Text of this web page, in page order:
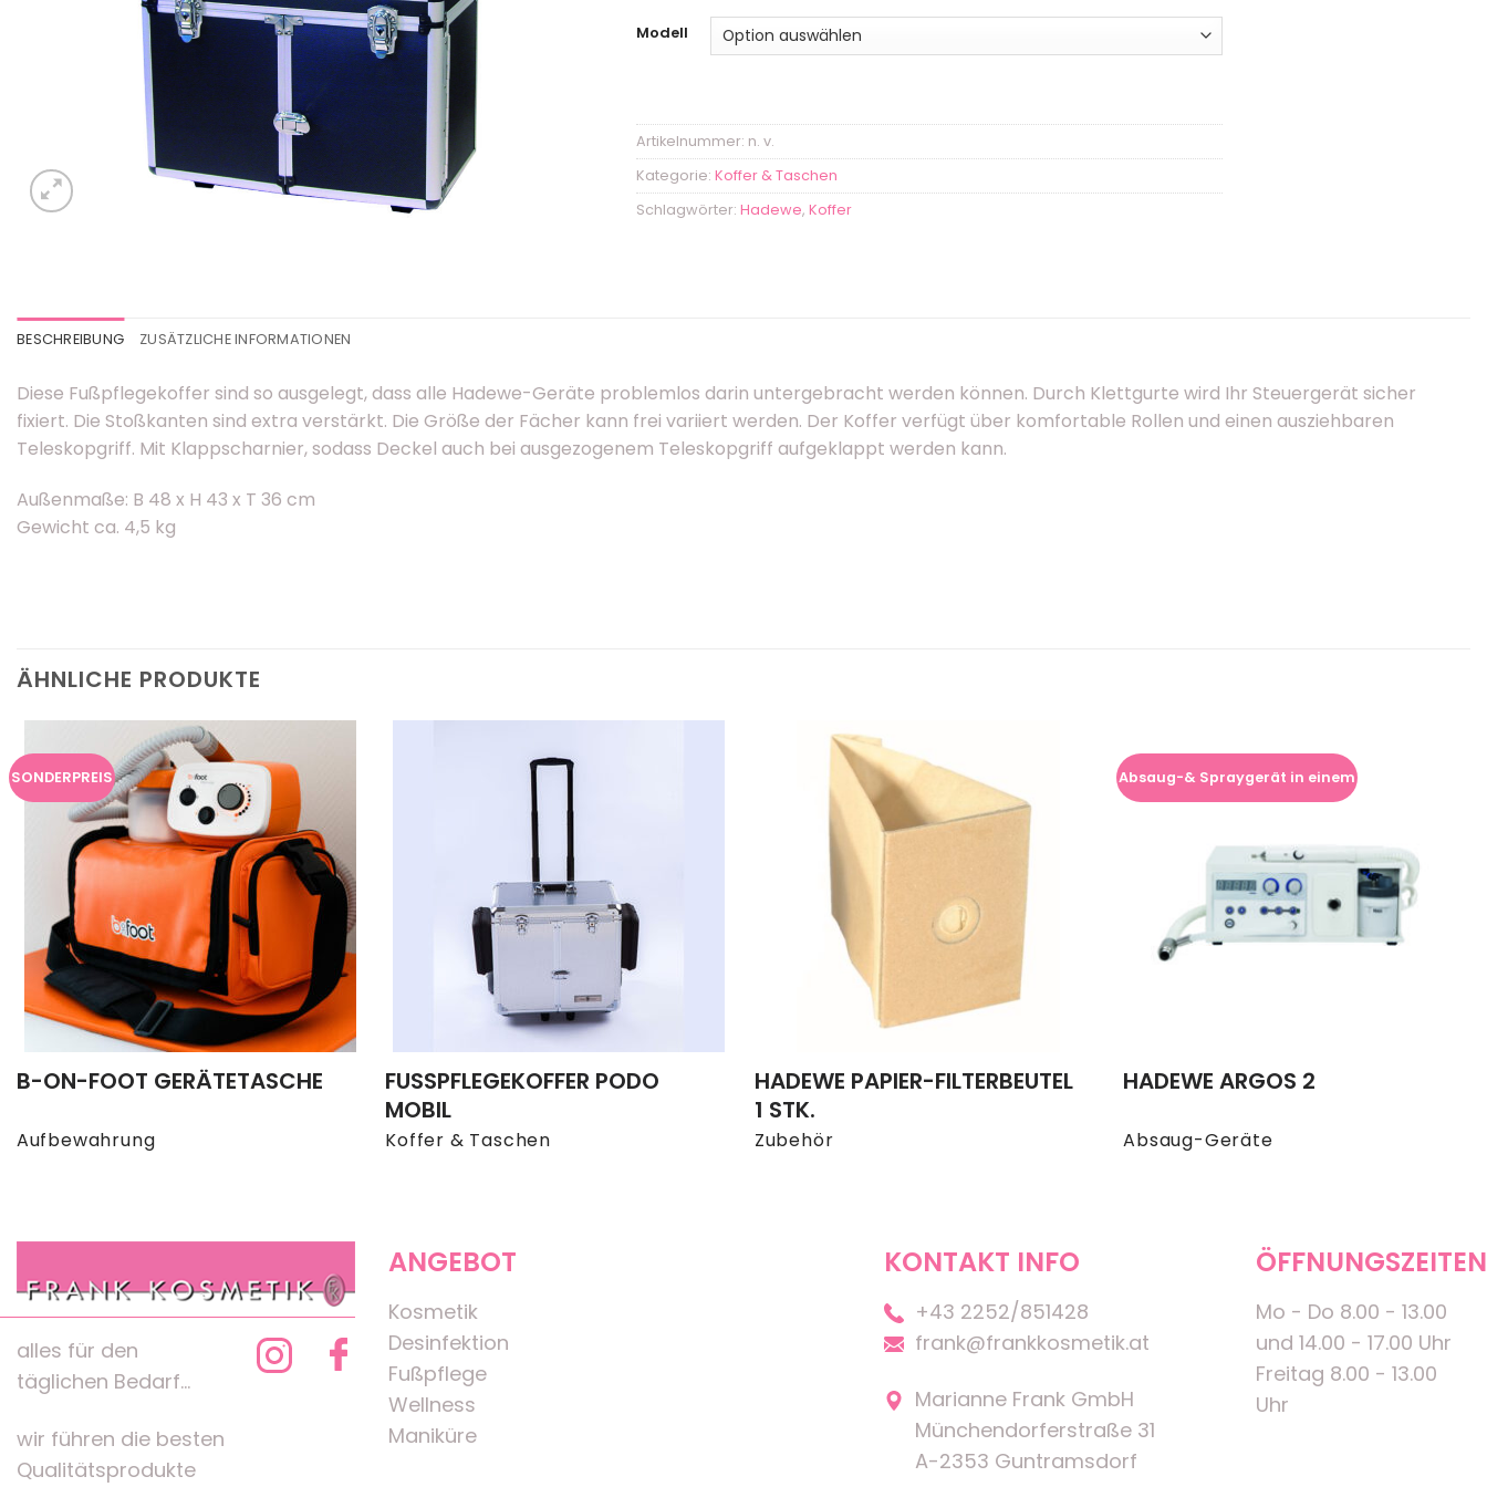
Modell
Artikelnummer: n. v.
Kategorie: Koffer & Taschen
Schlagwörter: Hadewe, Koffer
BESCHREIBUNG ZUSÄTZLICHE INFORMATIONEN
Diese Fußpflegekoffer sind so ausgelegt, dass alle Hadewe-Geräte problemlos darin untergebracht werden können. Durch Klettgurte wird Ihr Steuergerät sicher
fixiert. Die Stoßkanten sind extra verstärkt. Die Größe der Fächer kann frei variiert werden. Der Koffer verfügt über komfortable Rollen und einen ausziehbaren
Teleskopgriff. Mit Klappscharnier, sodass Deckel auch bei ausgezogenem Teleskopgriff aufgeklappt werden kann.
Außenmaße: B 48 x H 43 x T 36 cm
Gewicht ca. 4,5 kg
ÄHNLICHE PRODUKTE
SONDERPREIS
Aufbewahrung
B-ON-FOOT GERÄTETASCHE
Koffer & Taschen
FUSSPFLEGEKOFFER PODO M
OBIL
Zubehör
HADEWE PAPIER-FILTERBEUTEL
1 STK.
Absaug-& Spraygerät in einem
Absaug-Geräte
HADEWE ARGOS 2
alles für den
täglichen Bedarf...
wir führen die besten
Qualitätsprodukte
ANGEBOT
Kosmetik
Desinfektion
Fußpflege
Wellness
Maniküre
KONTAKT INFO
+43 2252/851428
frank@frankkosmetik.at
Marianne Frank GmbH
Münchendorferstraße 31
A-2353 Guntramsdorf
ÖFFNUNGSZEITEN
Mo - Do 8.00 - 13.00
und 14.00 - 17.00 Uhr
Freitag 8.00 - 13.00
Uhr